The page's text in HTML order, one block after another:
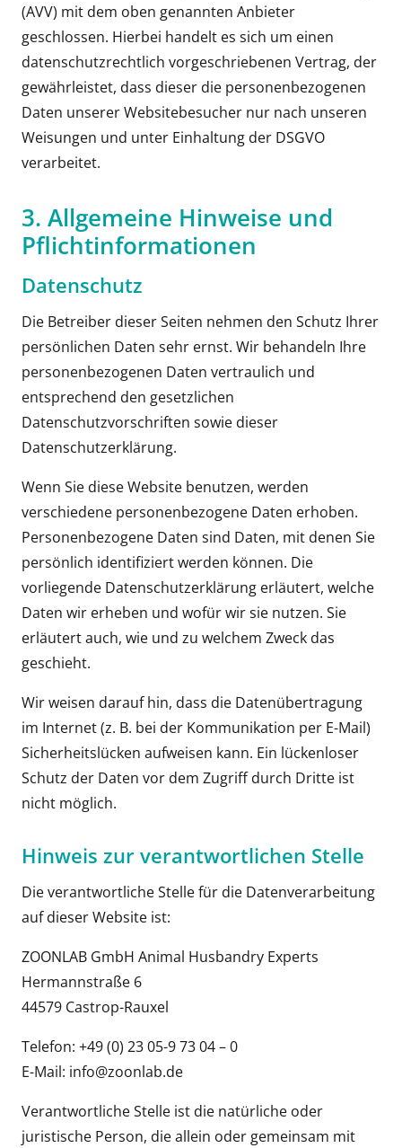
(AVV) mit dem oben genannten Anbieter
geschlossen. Hierbei handelt es sich um einen
datenschutzrechtlich vorgeschriebenen Vertrag, der
gewährleistet, dass dieser die personenbezogenen
Daten unserer Websitebesucher nur nach unseren
Weisungen und unter Einhaltung der DSGVO
verarbeitet.
3. Allgemeine Hinweise und
Pflicht­informationen
Datenschutz
Die Betreiber dieser Seiten nehmen den Schutz Ihrer
persönlichen Daten sehr ernst. Wir behandeln Ihre
personenbezogenen Daten vertraulich und
entsprechend den gesetzlichen
Datenschutzvorschriften sowie dieser
Datenschutzerklärung.
Wenn Sie diese Website benutzen, werden
verschiedene personenbezogene Daten erhoben.
Personenbezogene Daten sind Daten, mit denen Sie
persönlich identifiziert werden können. Die
vorliegende Datenschutzerklärung erläutert, welche
Daten wir erheben und wofür wir sie nutzen. Sie
erläutert auch, wie und zu welchem Zweck das
geschieht.
Wir weisen darauf hin, dass die Datenübertragung
im Internet (z. B. bei der Kommunikation per E-Mail)
Sicherheitslücken aufweisen kann. Ein lückenloser
Schutz der Daten vor dem Zugriff durch Dritte ist
nicht möglich.
Hinweis zur verantwortlichen Stelle
Die verantwortliche Stelle für die Datenverarbeitung
auf dieser Website ist:
ZOONLAB GmbH Animal Husbandry Experts
Hermannstraße 6
44579 Castrop-Rauxel
Telefon: +49 (0) 23 05-9 73 04 – 0
E-Mail: info@zoonlab.de
Verantwortliche Stelle ist die natürliche oder
juristische Person, die allein oder gemeinsam mit